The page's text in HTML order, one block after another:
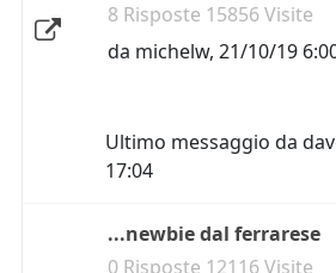
8 Risposte 15856 Visite
da michelw, 21/10/19
Ultimo messaggio da
17:04
...newbie dal ferrarese
0 Risposte 12116 Visite